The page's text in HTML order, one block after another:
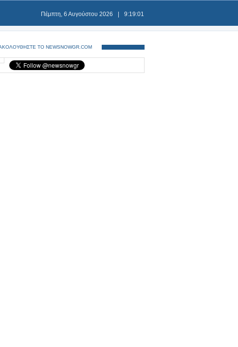
Πέμπτη, 6 Αυγούστου 2026 9:19:02
ΤΟ NEWSNOWGR.COM